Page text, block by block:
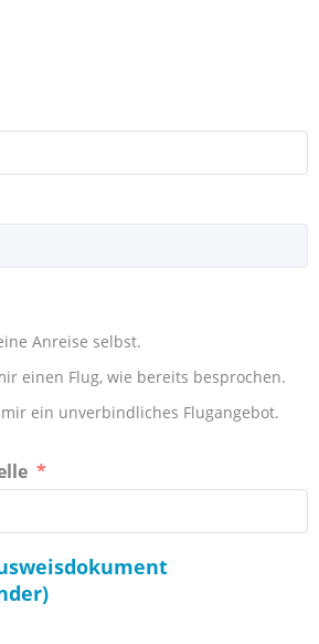
Anreise selbst.
einen Flug, wie bereits besprochen.
ein unverbindliches Flugangebot.